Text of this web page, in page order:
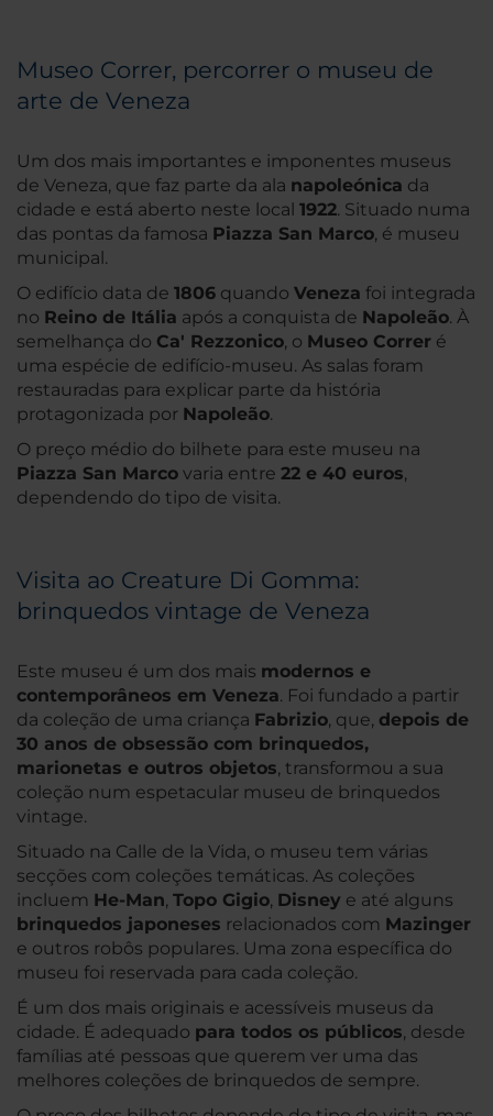
Museo Correr, percorrer o museu de
arte de Veneza
Um dos mais importantes e imponentes museus
de Veneza, que faz parte da ala napoleónica da
cidade e está aberto neste local 1922. Situado numa
das pontas da famosa Piazza San Marco, é museu
municipal.
O edifício data de 1806 quando Veneza foi integrada
no Reino de Itália após a conquista de Napoleão. À
semelhança do Ca' Rezzonico, o Museo Correr é
uma espécie de edifício-museu. As salas foram
restauradas para explicar parte da história
protagonizada por Napoleão.
O preço médio do bilhete para este museu na
Piazza San Marco varia entre 22 e 40 euros,
dependendo do tipo de visita.
Visita ao Creature Di Gomma:
brinquedos vintage de Veneza
Este museu é um dos mais modernos e
contemporâneos em Veneza. Foi fundado a partir
da coleção de uma criança Fabrizio, que, depois de
30 anos de obsessão com brinquedos,
marionetas e outros objetos, transformou a sua
coleção num espetacular museu de brinquedos
vintage.
Situado na Calle de la Vida, o museu tem várias
secções com coleções temáticas. As coleções
incluem He-Man, Topo Gigio, Disney e até alguns
brinquedos japoneses relacionados com Mazinger
e outros robôs populares. Uma zona específica do
museu foi reservada para cada coleção.
É um dos mais originais e acessíveis museus da
cidade. É adequado para todos os públicos, desde
famílias até pessoas que querem ver uma das
melhores coleções de brinquedos de sempre.